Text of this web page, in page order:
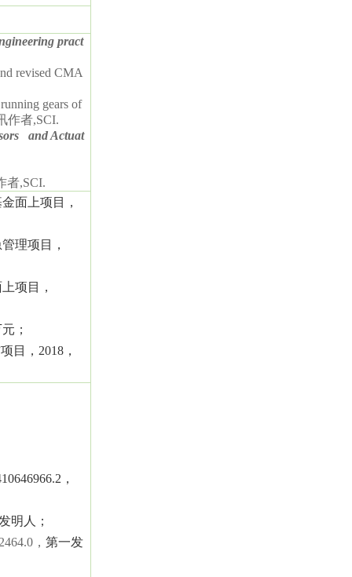
pract
revised CMA
gears of
作者,SCI.
and Actuat
者,SCI.
面上项目，
理项目，
项目，
；
目， 2018，
，
明人；
， 第一发